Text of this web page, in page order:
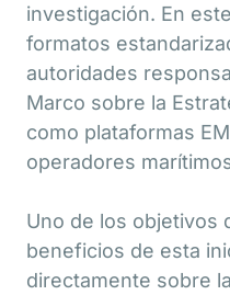
investigación. En
formatos
autoridades
Marco sobre la
como plataformas
operadores
Uno de los objetivos
beneficios de esta
directamente sobre